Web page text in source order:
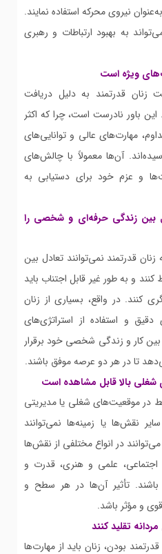
نیروی محرکه استفاده نمایند.
به بهبود ارتباطات و رهبری
ویژه است
زنان قدرتمند به دلیل دریافت
باور نادرست است، چرا که اکثر
مهارت‌های عالی و توانایی‌های
آن‌ها معمولاً با چالش‌های
و عزم خود برای دستیابی به
بین زندگی حرفه‌ای و شخصی را
قدرتمند نمی‌توانند تعادل بین
و به طور غیر قابل اجتناب باید
کنند. در واقع، بسیاری از زنان
دقیق و استفاده از استراتژی‌های
کار و زندگی شخصی خود برقرار
تا در هر دو عرصه موفق باشند.
بالا قابل مشاهده است
در موقعیت‌های شغلی یا مدیریتی
نقش‌ها یا زمینه‌ها نمی‌توانند
در انواع مختلفی از نقش‌ها
اجتماعی، علمی و هنری، قدرت و
باشند. تأثیر آن‌ها در هر سطح و
و مؤثر باشد.
تقلید کنند
بودن، زنان باید از مهارت‌ها